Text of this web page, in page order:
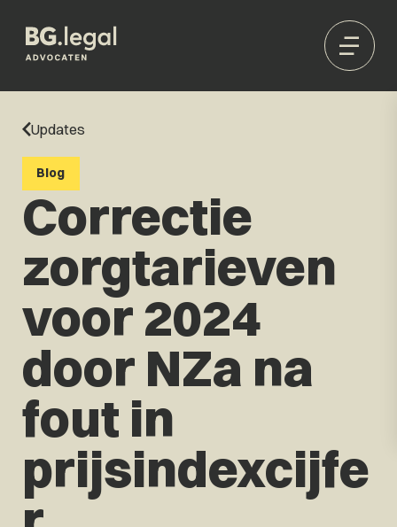
Updates
Blog
Correctie
zorgtarieven
voor 2024
door NZa na
fout in
prijsindexcijfe